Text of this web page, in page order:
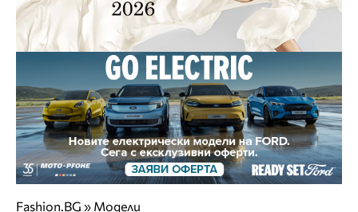
Fashion.BG » Модели